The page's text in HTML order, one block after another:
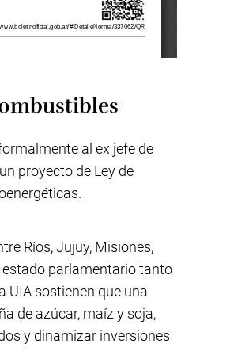
al ex jefe de
proyecto de Ley de
Ríos, Jujuy, Misiones,
estado parlamentario tanto
UIA sostienen que una
de azúcar, maíz y soja,
y dinamizar inversiones